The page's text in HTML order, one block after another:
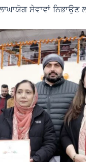
ਸੇਵਾਵਾਂ